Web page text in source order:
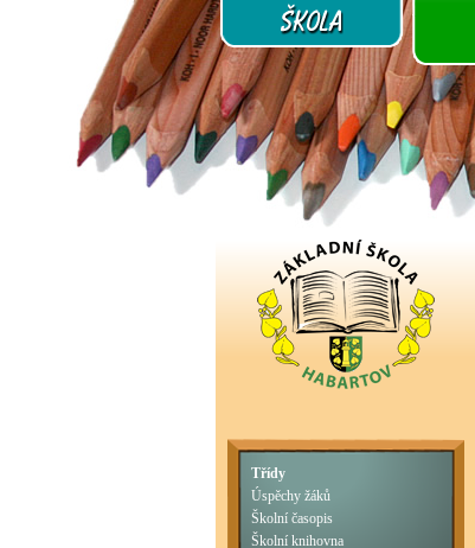
Třídy
Úspěchy žáků
Školní časopis
Školní knihovna